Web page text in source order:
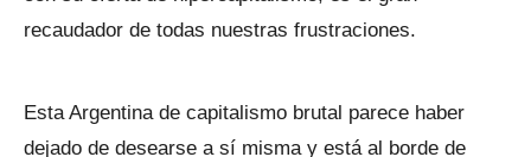
recaudador de todas nuestras frustraciones.
Esta Argentina de capitalismo brutal parece haber
dejado de desearse a sí misma y está al borde de